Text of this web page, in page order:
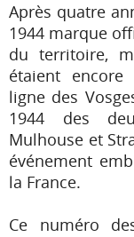
Après quatre
1944 marque
du territoire,
étaient
ligne des
1944 des
Mulhouse et
événement
la France.
Ce numéro